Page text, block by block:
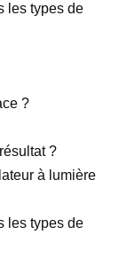
les types de
?
?
à lumière
les types de